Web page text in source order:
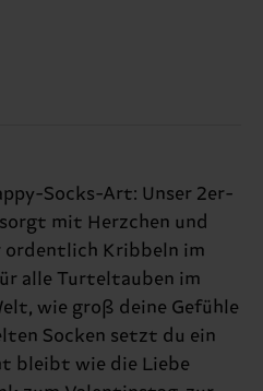
Socks-Art: Unser 2er-
mit Herzchen und
Kribbeln im
alle Turteltauben im
wie groß deine Gefühle
Socken setzt du ein
bleibt wie die Liebe